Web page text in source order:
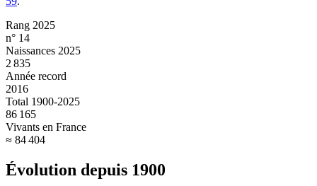
Rang 2025
n° 14
Naissances 2025
2 835
Année record
2016
Total 1900-2025
86 165
Vivants en France
≈ 84 404
Évolution depuis 1900